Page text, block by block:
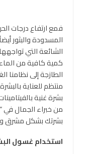
فمع ارتفاع درجات
المسدودة والبثور
الشائعة التي
كمية كافية من
الطازجة إلى نظامنا
منتظم للعناية
بشرة غنية
من خبراء الجمال في
بشرتك بشكل مشرق
استخدام غسول